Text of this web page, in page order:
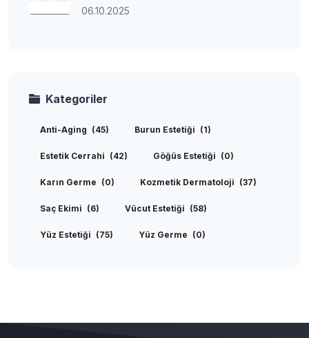
06.10.2025
Kategoriler
Anti-Aging (45) Burun Estetiği (1)
Estetik Cerrahi (42) Göğüs Estetiği (0)
Karın Germe (0) Kozmetik Dermatoloji (37)
Saç Ekimi (6) Vücut Estetiği (58)
Yüz Estetiği (75) Yüz Germe (0)